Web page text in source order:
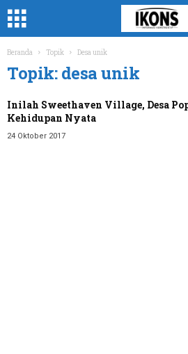
Beranda Topik Desa unik
Topik: desa unik
Inilah Sweethaven Village, Desa
Kehidupan Nyata
24 Oktober 2017